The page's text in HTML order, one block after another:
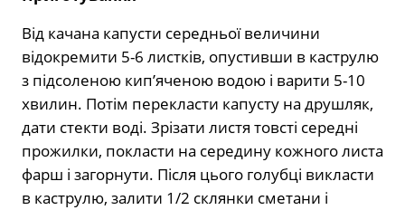
Від качана капусти середньої величини
відокремити 5-6 листків, опустивши в каструлю
з підсоленою кип’яченою водою і варити 5-10
хвилин. Потім перекласти капусту на друшляк,
дати стекти воді. Зрізати листя товсті середні
прожилки, покласти на середину кожного листа
фарш і загорнути. Після цього голубці викласти
в каструлю, залити 1/2 склянки сметани і